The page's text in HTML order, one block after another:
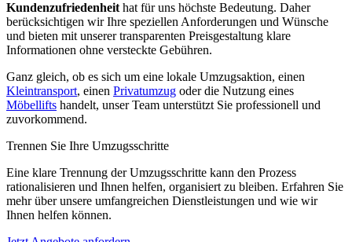
Kundenzufriedenheit hat für uns höchste Bedeutung. Daher
berücksichtigen wir Ihre speziellen Anforderungen und Wünsche
und bieten mit unserer transparenten Preisgestaltung klare
Informationen ohne versteckte Gebühren.
Ganz gleich, ob es sich um eine lokale Umzugsaktion, einen
Kleintransport, einen Privatumzug oder die Nutzung eines
Möbellifts handelt, unser Team unterstützt Sie professionell und
zuvorkommend.
Trennen Sie Ihre Umzugsschritte
Eine klare Trennung der Umzugsschritte kann den Prozess
rationalisieren und Ihnen helfen, organisiert zu bleiben. Erfahren Sie
mehr über unsere umfangreichen Dienstleistungen und wie wir
Ihnen helfen können.